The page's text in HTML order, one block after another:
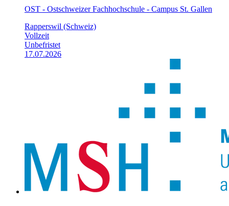
OST - Ostschweizer Fachhochschule - Campus St. Gallen
Rapperswil (Schweiz)
Vollzeit
Unbefristet
17.07.2026